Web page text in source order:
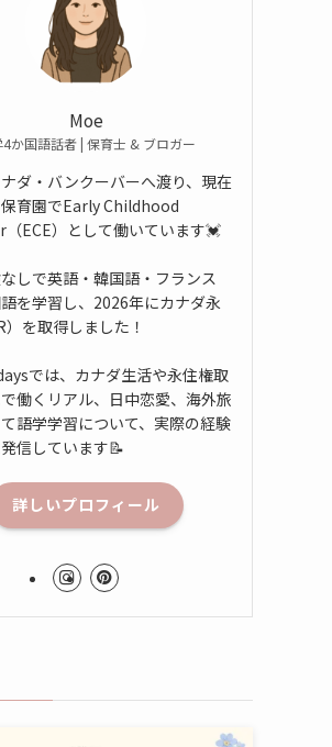
Moe
か国語話者 | 保育士 & ブロガー
ダ・バンクーバーへ渡り、現在
育園でEarly Childhood
ECE）として働いています💓
しで英語・韓国語・フランス
を学習し、2026年にカナダ永
を取得しました！
では、カナダ生活や永住権取
働くリアル、日中恋愛、海外旅
語学学習について、実際の経験
信しています📝
詳しいプロフィール